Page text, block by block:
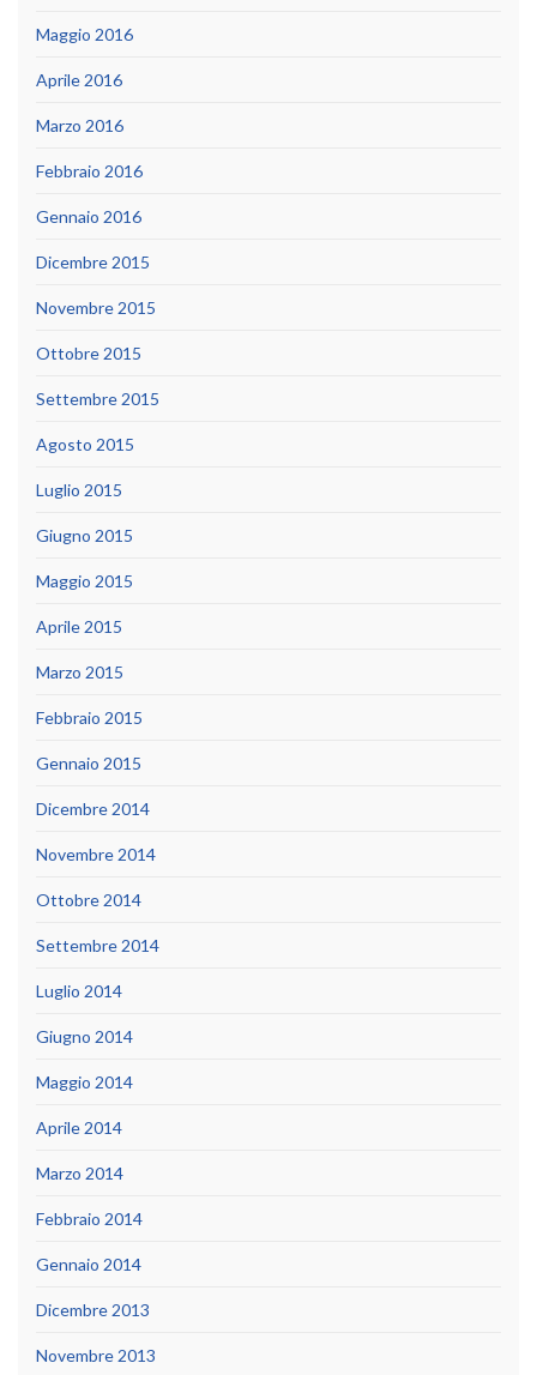
Maggio 2016
Aprile 2016
Marzo 2016
Febbraio 2016
Gennaio 2016
Dicembre 2015
Novembre 2015
Ottobre 2015
Settembre 2015
Agosto 2015
Luglio 2015
Giugno 2015
Maggio 2015
Aprile 2015
Marzo 2015
Febbraio 2015
Gennaio 2015
Dicembre 2014
Novembre 2014
Ottobre 2014
Settembre 2014
Luglio 2014
Giugno 2014
Maggio 2014
Aprile 2014
Marzo 2014
Febbraio 2014
Gennaio 2014
Dicembre 2013
Novembre 2013